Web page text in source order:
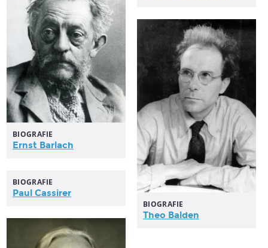
BIOGRAFIE
Ernst Barlach
BIOGRAFIE
Theo Balden
BIOGRAFIE
Paul Cassirer